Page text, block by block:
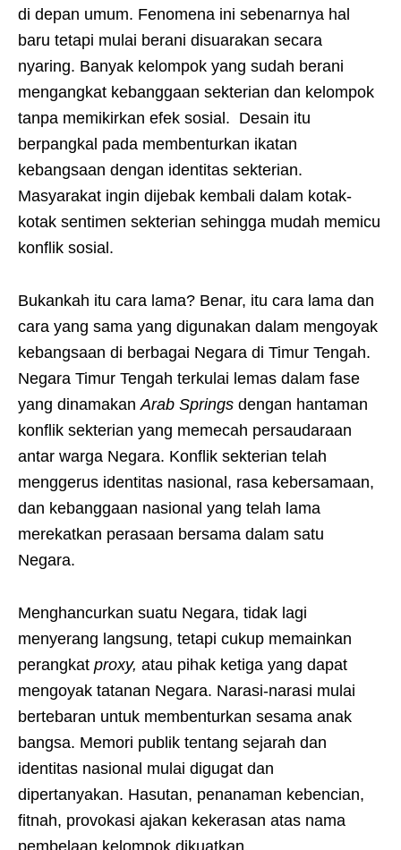
di depan umum. Fenomena ini sebenarnya hal
baru tetapi mulai berani disuarakan secara
nyaring. Banyak kelompok yang sudah berani
mengangkat kebanggaan sekterian dan kelompok
tanpa memikirkan efek sosial. Desain itu
berpangkal pada membenturkan ikatan
kebangsaan dengan identitas sekterian.
Masyarakat ingin dijebak kembali dalam kotak-
kotak sentimen sekterian sehingga mudah memicu
konflik sosial.
Bukankah itu cara lama? Benar, itu cara lama dan
cara yang sama yang digunakan dalam mengoyak
kebangsaan di berbagai Negara di Timur Tengah.
Negara Timur Tengah terkulai lemas dalam fase
yang dinamakanArab Springs dengan hantaman
konflik sekterian yang memecah persaudaraan
antar warga Negara. Konflik sekterian telah
menggerus identitas nasional, rasa kebersamaan,
dan kebanggaan nasional yang telah lama
merekatkan perasaan bersama dalam satu
Negara.
Menghancurkan suatu Negara, tidak lagi
menyerang langsung, tetapi cukup memainkan
perangkat proxy, atau pihak ketiga yang dapat
mengoyak tatanan Negara. Narasi-narasi mulai
bertebaran untuk membenturkan sesama anak
bangsa. Memori publik tentang sejarah dan
identitas nasional mulai digugat dan
dipertanyakan. Hasutan, penanaman kebencian,
fitnah, provokasi ajakan kekerasan atas nama